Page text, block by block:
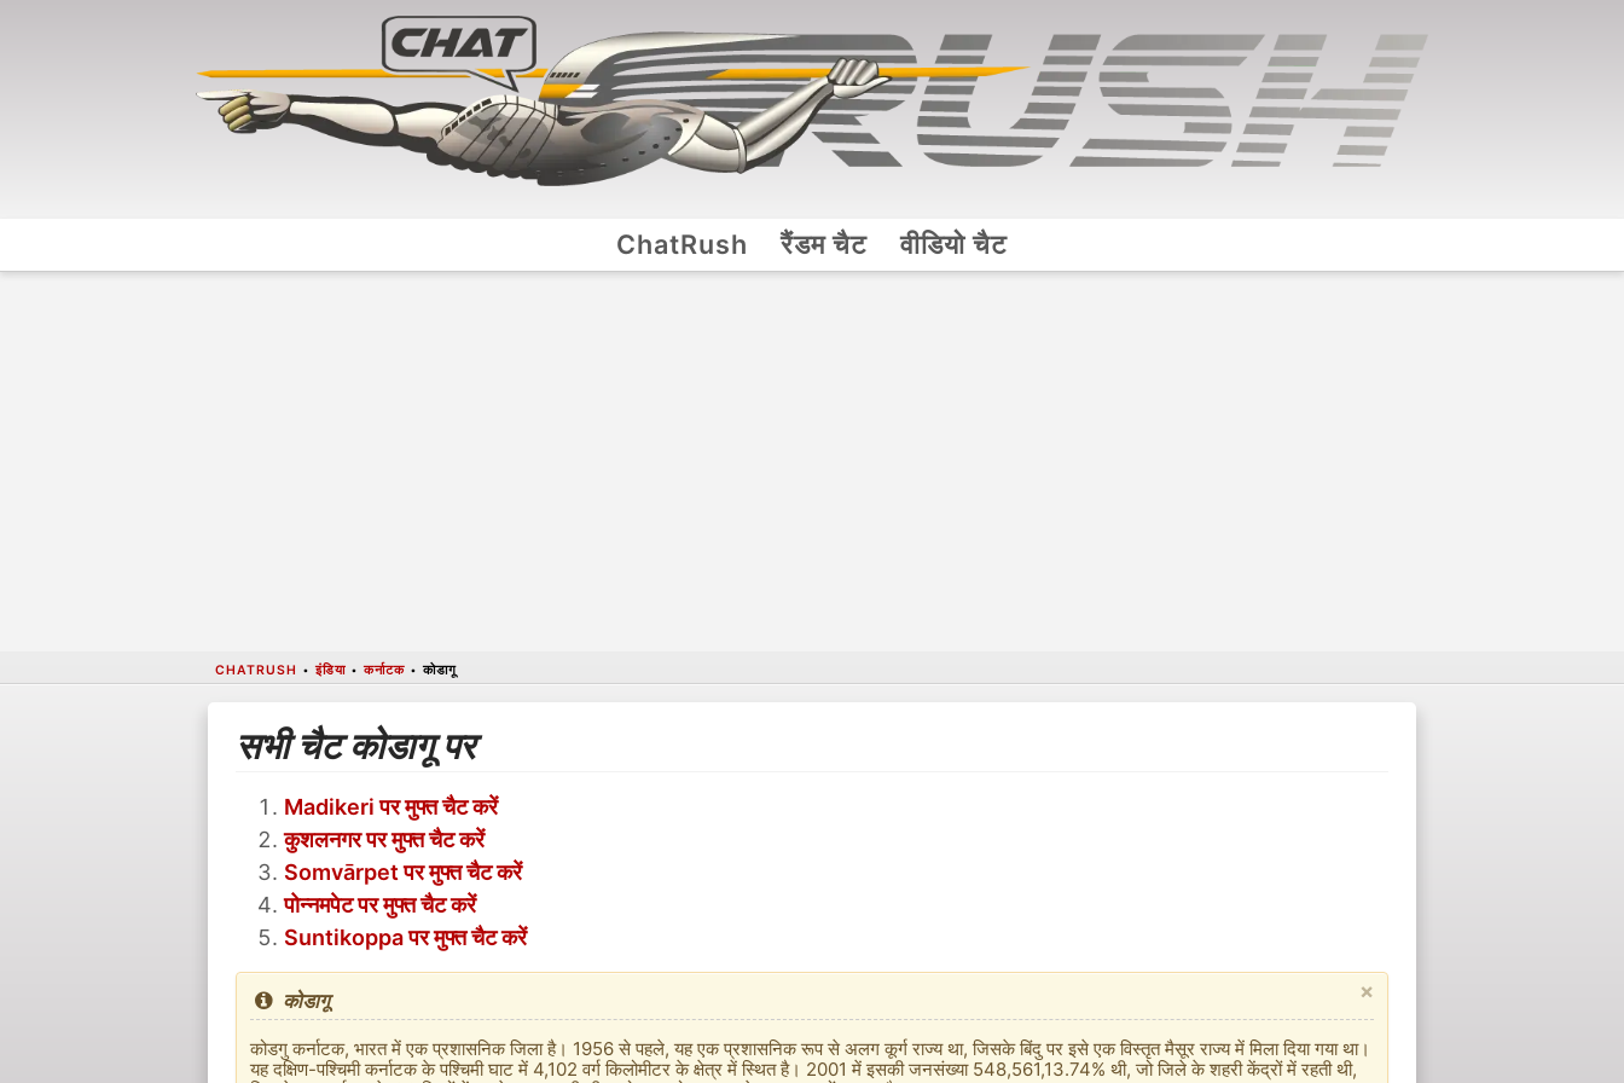
ChatRush रैंडम चैट वीडियो चैट
CHATRUSH •इंडिया•कर्नाटक•कोडागू
सभी चैट कोडागू पर
Madikeri पर मुफ्त चैट करें
कुशलनगर पर मुफ्त चैट करें
Somvārpet पर मुफ्त चैट करें
पोन्नमपेट पर मुफ्त चैट करें
Suntikoppa पर मुफ्त चैट करें
×
कोडागू
कोडगु कर्नाटक, भारत में एक प्रशासनिक जिला है। 1956 से पहले, यह एक प्रशासनिक रूप से अलग कूर्ग राज्य था, जिसके बिंदु पर इसे एक विस्तृत मैसूर राज्य में मिला दिया गया था।
यह दक्षिण-पश्चिमी कर्नाटक के पश्चिमी घाट में 4,102 वर्ग किलोमीटर के क्षेत्र में स्थित है। 2001 में इसकी जनसंख्या 548,561,13.74% थी, जो जिले के शहरी केंद्रों में रहती थी,